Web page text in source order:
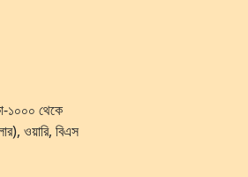
১০০০ থেকে
ওয়ারি, বিএস